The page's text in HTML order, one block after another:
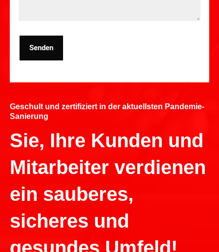
Senden
Geschult und zertifiziert in der aktuellsten Pandemie-
Sanierung
Sie, Ihre Kunden und
Mitarbeiter verdienen
ein sauberes,
sicheres und
gesundes Umfeld!